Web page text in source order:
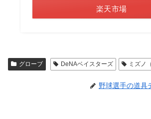
楽天市場
グローブ DeNAベイスターズ ミズノ
野球選手の道具